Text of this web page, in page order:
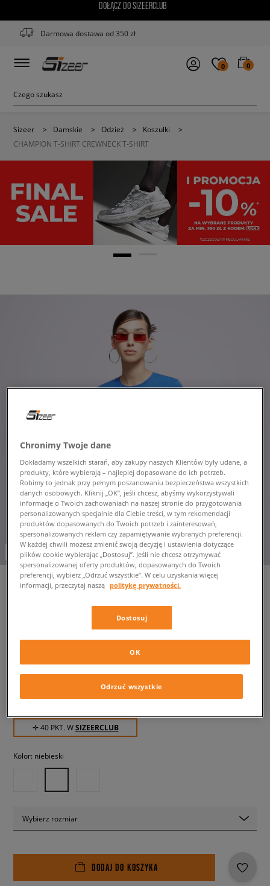
DOŁĄCZ DO SIZEERCLUB
Darmowa dostawa od 350 zł
0 0
Sizeer > Damskie > Odzież > Koszulki
>
CHAMPION T-SHIRT CREWNECK T-SHIRT
-10% za min. 350 zł kod: LUCK
39,99 zł z VAT
(najniższa cena z 30 dni przed obniżką)
✛ 40 PKT. WSIZEERCLUB
Kolor: niebieski
Wybierz rozmiar
DODAJ DO KOSZYKA
Chronimy Twoje dane
Dokładamy wszelkich starań, aby zakupy naszych Klientów były udane, a
produkty, które wybierają – najlepiej dopasowane do ich potrzeb.
Robimy to jednak przy pełnym poszanowaniu bezpieczeństwa wszystkich
danych osobowych. Kliknij „OK”, jeśli chcesz, abyśmy wykorzystywali
informacje o Twoich zachowaniach na naszej stronie do przygotowania
personalizowanych specjalnie dla Ciebie treści, w tym rekomendacji
produktów dopasowanych do Twoich potrzeb i zainteresowań,
spersonalizowanych reklam czy zapamiętywanie wybranych preferencji.
W każdej chwili możesz zmienić swoją decyzję i ustawienia dotyczące
plików cookie wybierając „Dostosuj”. Jeśli nie chcesz otrzymywać
spersonalizowanej oferty produktów, dopasowanych do Twoich
preferencji, wybierz „Odrzuć wszystkie”. W celu uzyskania więcej
informacji, przeczytaj naszą politykę prywatności.
Dostosuj
Odrzuć wszystkie
OK